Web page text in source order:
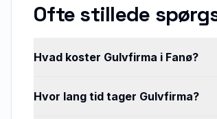
Ofte stillede
Hvad koster Gulvfirma i Fanø?
Hvor lang tid tager Gulvfirma?